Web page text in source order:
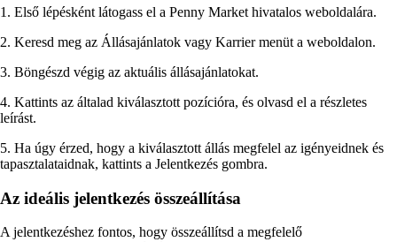
1. Első lépésként látogass el a Penny Market hivatalos weboldalára.
2. Keresd meg az Állásajánlatok vagy Karrier menüt a weboldalon.
3. Böngészd végig az aktuális állásajánlatokat.
4. Kattints az általad kiválasztott pozícióra, és olvasd el a részletes
leírást.
5. Ha úgy érzed, hogy a kiválasztott állás megfelel az igényeidnek és
tapasztalataidnak, kattints a Jelentkezés gombra.
Az ideális jelentkezés összeállítása
A jelentkezéshez fontos, hogy összeállítsd a megfelelő